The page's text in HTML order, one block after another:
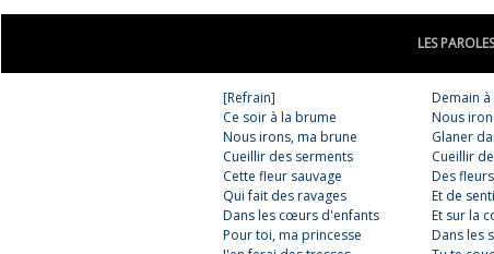
LES
[Refrain]
Ce soir à la brume
Nous irons, ma brune
Cueillir des serments
Cette fleur sauvage
Qui fait des ravages
Dans les cœurs d'enfants
Pour toi, ma princesse
Demain
Nous
Glaner
Cueillir
Des
Et de
Et sur la
Dans les